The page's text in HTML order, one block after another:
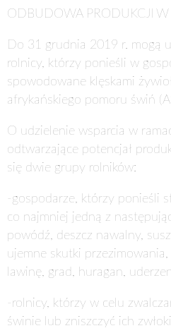
ODBUDOWA PRODUKCJI
Do 31 grudnia 2019 r. mogą
rolnicy, którzy ponieśli w
spowodowane klęskami
afrykańskiego pomoru świń
O udzielenie wsparcia w
odtwarzające potencjał
się dwie grupy rolników:
-gospodarze, którzy ponieśli
co najmniej jedną z
powódź, deszcz nawalny,
ujemne skutki
lawinę, grad, huragan,
-rolnicy, którzy w celu
świnie lub zniszczyć ich